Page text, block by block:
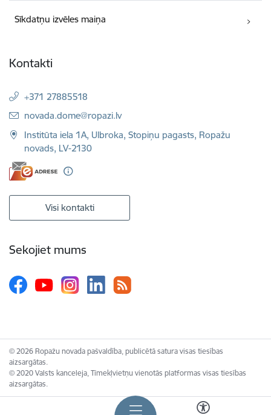
Sīkdatņu izvēles maiņa
Kontakti
+371 27885518
E-pasts:
novada.dome@ropazi.lv
Institūta iela 1A, Ulbroka, Stopiņu pagasts, Ropažu
novads, LV-2130
Visi kontakti
Sekojiet mums
© 2026 Ropažu novada pašvaldība, publicētā satura visas tiesības
aizsargātas.
© 2020 Valsts kanceleja, Tīmekļvietņu vienotās platformas visas tiesības
aizsargātas.